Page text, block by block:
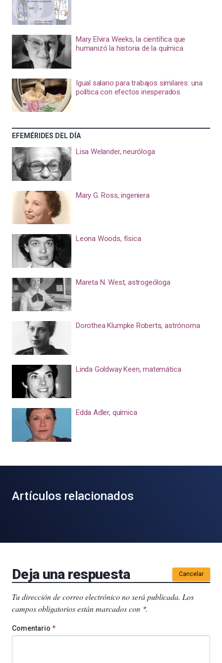
Mary Elvira Weeks, la científica que
humanizó la historia de la química
Igual salario para trabajos similares: una
política con efectos inesperados
EFEMÉRIDES DEL DÍA
Lisa Welander, neuróloga
Mary G. Ross, ingeniera
Leona Woods, física
Mareta N. West, astrogeóloga
Dorothea Klumpke Roberts, astrónoma
Linda Goldway Keen, matemática
Edda Adler, química
Artículos relacionados
Deja una respuesta Cancelar
Tu dirección de correo electrónico no será publicada. Los
campos obligatorios están marcados con *.
Comentario *